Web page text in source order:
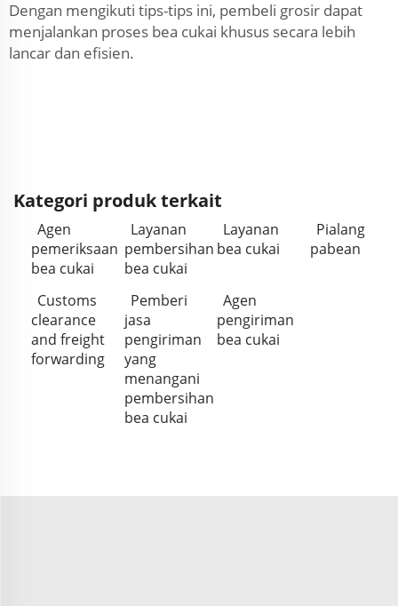
Dengan mengikuti tips-tips ini, pembeli grosir dapat
menjalankan proses bea cukai khusus secara lebih
lancar dan efisien.
Kategori produk terkait
Agen
pemeriksaan
bea cukai
Layanan
pembersihan
bea cukai
Layanan
bea cukai
Pialang
pabean
Customs
clearance
and freight
forwarding
Pemberi
jasa
pengiriman
yang
menangani
pembersihan
bea cukai
Agen
pengiriman
bea cukai